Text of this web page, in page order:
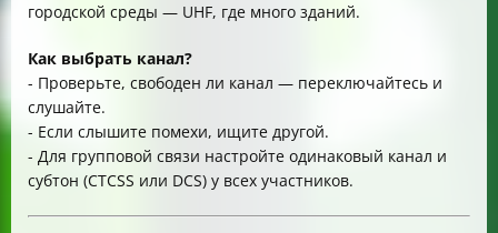
городской среды — UHF, где много зданий.
Как выбрать канал?
- Проверьте, свободен ли канал — переключайтесь и
слушайте.
- Если слышите помехи, ищите другой.
- Для групповой связи настройте одинаковый канал и
субтон (CTCSS или DCS) у всех участников.